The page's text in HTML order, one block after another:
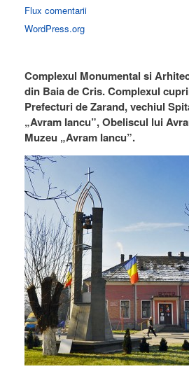
Flux comentarii
WordPress.org
Complexul Monumental si
din Baia de Cris. Complexul
Prefecturi de Zarand, vechiul
„Avram Iancu”, Obeliscul lui
Muzeu „Avram Iancu”.